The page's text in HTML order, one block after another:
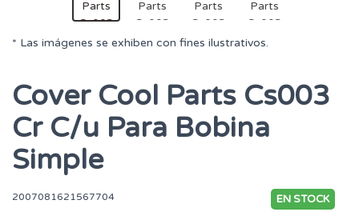
* Las imágenes se exhiben con fines ilustrativos.
Cover Cool Parts Cs003
Cr C/u Para Bobina
Simple
2007081621567704 EN STOCK